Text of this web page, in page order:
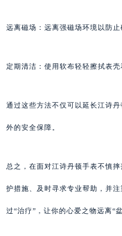
远离磁场：远离强磁场环境以防止
定期清洁：使用软布轻轻擦拭表壳
通过这些方法不仅可以延长江诗
外的安全保障。
总之，在面对江诗丹顿手表不慎
护措施、及时寻求专业帮助，并
过“治疗”，让你的心爱之物远离“